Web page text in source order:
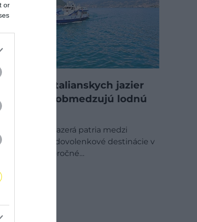
or
slávnych talianskych jazier
voda, obmedzujú lodnú
jazerá patria medzi
dovolenkové destinácie v
no tohtoročné…